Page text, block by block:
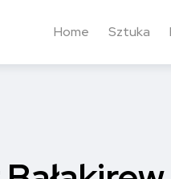
Home Sztuka